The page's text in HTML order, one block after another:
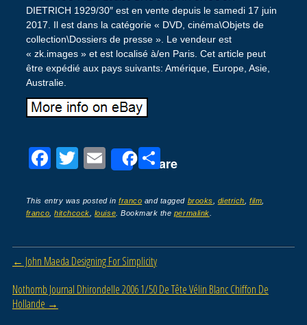
DIETRICH 1929/30″ est en vente depuis le samedi 17 juin
2017. Il est dans la catégorie « DVD, cinéma\Objets de
collection\Dossiers de presse ». Le vendeur est
« zk.images » et est localisé à/en Paris. Cet article peut
être expédié aux pays suivants: Amérique, Europe, Asie,
Australie.
F
c
e
b
o
o
k
T
tt
er
E
ail
Share
P
ta
g
er
This entry was posted infranco and tagged brooks dietrich film
franco ,hitchcock louise . Bookmark the permalink
Post navigation
← John Maeda Designing For Simplicity
Nothomb Journal Dhirondelle 2006 1/50 De Tête Vélin Blanc Chiffon De
Hollande →